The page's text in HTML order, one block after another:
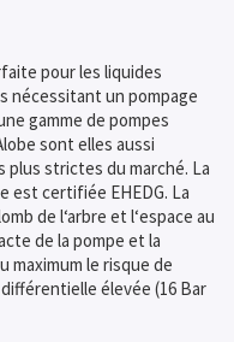
pour les liquides
nécessitant un pompage
gamme de pompes
sont elles aussi
plus strictes du marché. La
est certifiée EHEDG. La
de l‘arbre et l‘espace au
de la pompe et la
maximum le risque de
élevée (16 Bar